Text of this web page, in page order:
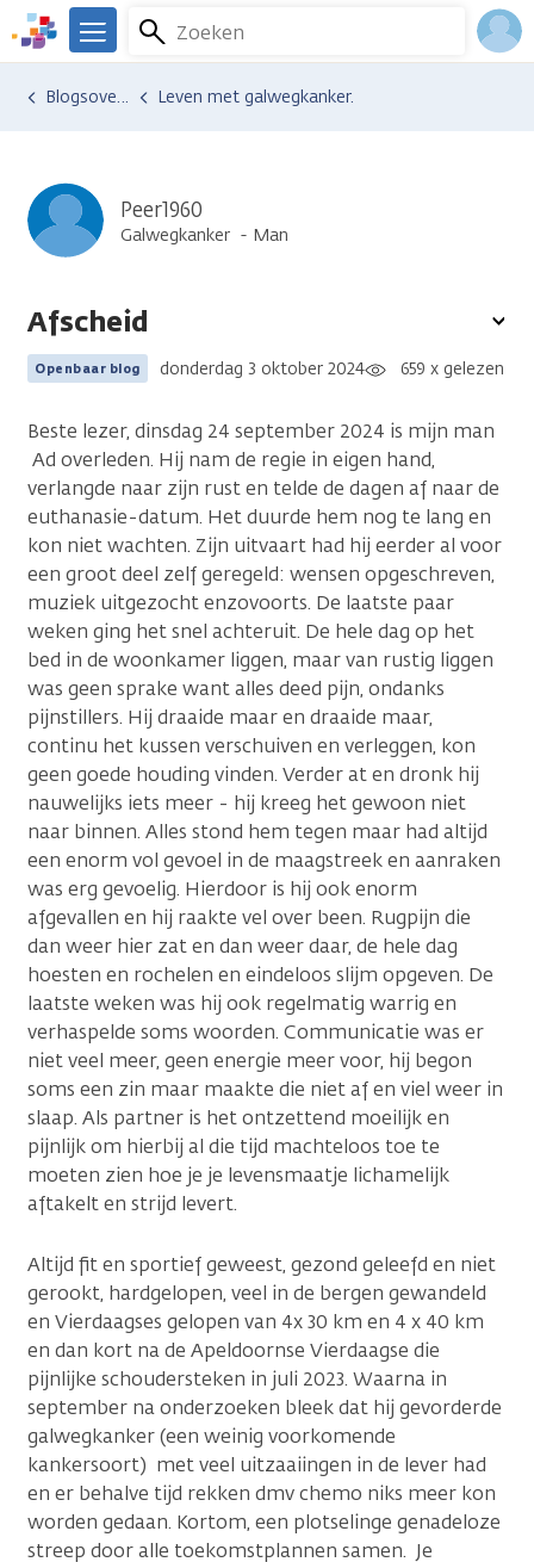
Overslaan
en
naar
We
er
Kanker.nl
Zoeken
Menu
Ervaringen van anderen
Blogsoverzicht Leven met galwegkanker.
Peer1960
Galwegkanker Man
Afscheid
Openbaar blog donderdag 3 oktober 2024 659 x gelezen
Beste lezer, dinsdag 24 september 2024 is mijn man
Ad overleden. Hij nam de regie in eigen hand,
verlangde naar zijn rust en telde de dagen af naar de
euthanasie-datum. Het duurde hem nog te lang en
kon niet wachten. Zijn uitvaart had hij eerder al voor
een groot deel zelf geregeld: wensen opgeschreven,
muziek uitgezocht enzovoorts. De laatste paar
weken ging het snel achteruit. De hele dag op het
bed in de woonkamer liggen, maar van rustig liggen
was geen sprake want alles deed pijn, ondanks
pijnstillers. Hij draaide maar en draaide maar,
continu het kussen verschuiven en verleggen, kon
geen goede houding vinden. Verder at en dronk hij
nauwelijks iets meer - hij kreeg het gewoon niet
naar binnen. Alles stond hem tegen maar had altijd
een enorm vol gevoel in de maagstreek en aanraken
was erg gevoelig. Hierdoor is hij ook enorm
afgevallen en hij raakte vel over been. Rugpijn die
dan weer hier zat en dan weer daar, de hele dag
hoesten en rochelen en eindeloos slijm opgeven. De
laatste weken was hij ook regelmatig warrig en
verhaspelde soms woorden. Communicatie was er
niet veel meer, geen energie meer voor, hij begon
soms een zin maar maakte die niet af en viel weer in
slaap. Als partner is het ontzettend moeilijk en
pijnlijk om hierbij al die tijd machteloos toe te
moeten zien hoe je je levensmaatje lichamelijk
aftakelt en strijd levert.
Altijd fit en sportief geweest, gezond geleefd en niet
gerookt, hardgelopen, veel in de bergen gewandeld
en Vierdaagses gelopen van 4x 30 km en 4 x 40 km
en dan kort na de Apeldoornse Vierdaagse die
pijnlijke schoudersteken in juli 2023. Waarna in
september na onderzoeken bleek dat hij gevorderde
galwegkanker (een weinig voorkomende
kankersoort) met veel uitzaaiingen in de lever had
en er behalve tijd rekken dmv chemo niks meer kon
worden gedaan. Kortom, een plotselinge genadeloze
streep door alle toekomstplannen samen. Je